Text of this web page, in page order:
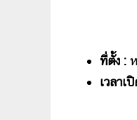
ที่ตั้ง :
เวลาเ